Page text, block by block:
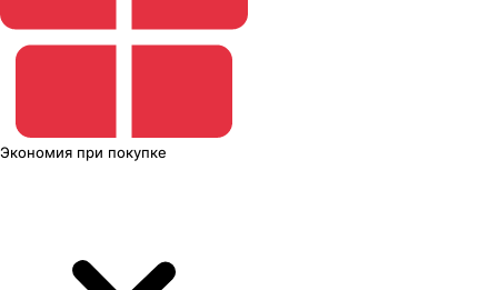
Экономия при покупке